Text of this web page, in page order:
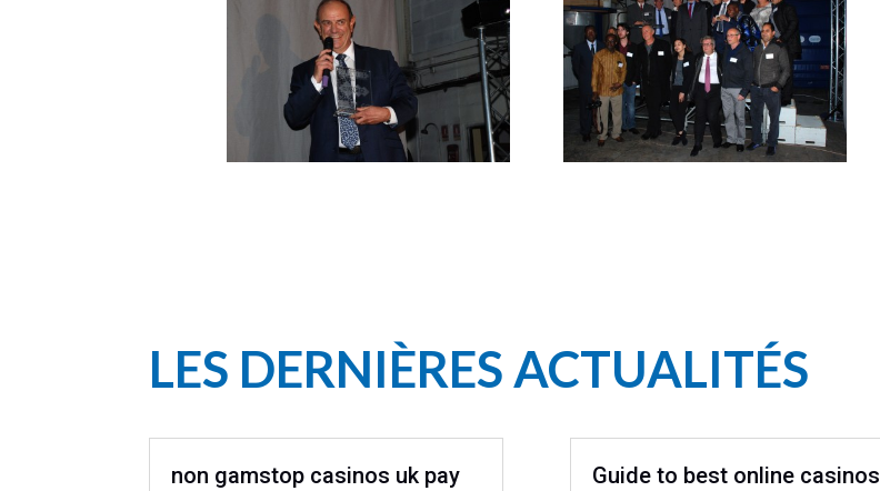
LES DERNIÈRES ACTUALITÉS
non gamstop casinos uk pay
Guide to best online casinos